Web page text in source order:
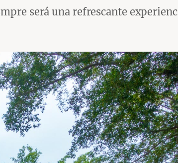
será una refrescante